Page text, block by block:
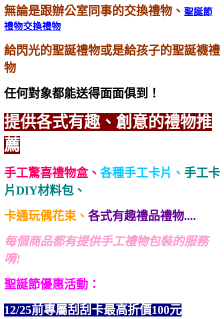
無論是跟辦公室同事的交換禮物、 聖誕節
禮物交換禮物
給閃光的聖誕禮物或是給孩子的聖誕襪禮
物
任何對象都能送得面面俱到！
提供各式有趣、創意的禮物推
薦
手工驚喜禮物盒、 各種手工卡片、 手工卡
片DIY材料包、
卡通玩偶花束、 各式有趣禮品禮物....
每個商品都有提供手工禮物包裝的服務
唷!
聖誕節優惠活動：
12/25前專屬刮刮卡最高折價100元